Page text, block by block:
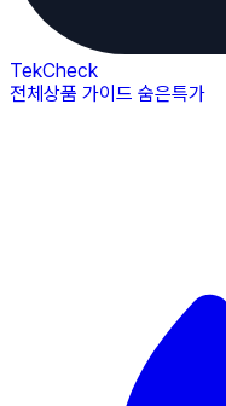
TekCheck
전체상품 가이드 숨은특가